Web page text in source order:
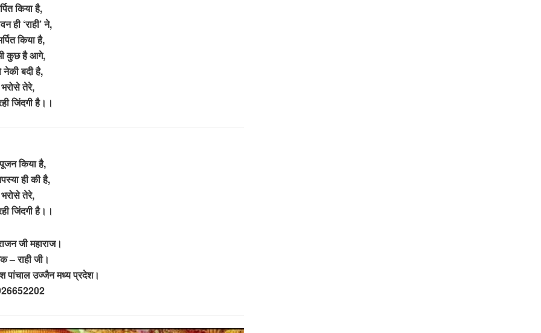
किया है,
ही ‘राही’ ने,
किया है,
कुछ है आगे,
नेकी बदी है,
भरोसे तेरे,
जिंदगी है।।
किया है,
ही की है,
भरोसे तेरे,
जिंदगी है।।
जी महाराज।
– राही जी।
पांचाल उज्जैन मध्य प्रदेश।